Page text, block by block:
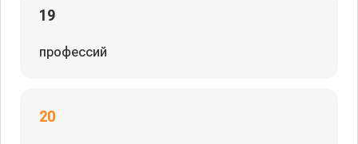
19
профессий
20